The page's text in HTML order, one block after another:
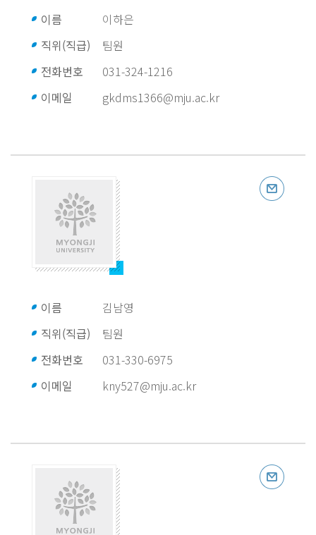
이름
이하은
직위(직급)
팀원
전화번호
031-324-1216
이메일
gkdms1366@mju.ac.kr
이름
김남영
직위(직급)
팀원
전화번호
031-330-6975
이메일
kny527@mju.ac.kr